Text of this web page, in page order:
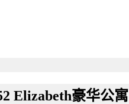
Elizabeth豪华公寓